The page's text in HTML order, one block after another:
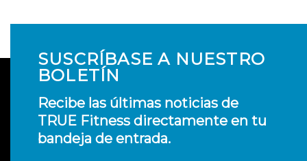
SUSCRÍBASE A NUESTRO
BOLETÍN
Recibe las últimas noticias de
TRUE Fitness directamente en tu
bandeja de entrada.